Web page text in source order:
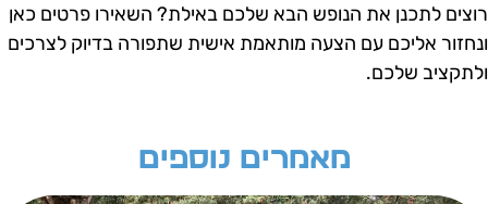
לתכנן את הנופש הבא שלכם באילת? השאירו פרטים כאן
אליכם עם הצעה מותאמת אישית שתפורה בדיוק לצרכים
שלכם.
מאמרים נוספים